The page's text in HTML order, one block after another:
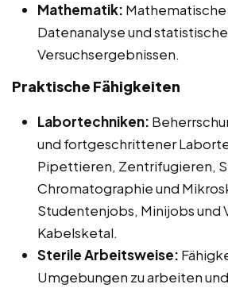
Mathematik:
Datenanalyse und
Versuchsergebnissen.
Praktische Fähigkeiten
Labortechniken:
und fortgeschrittener
Pipettieren, Zentrifugieren,
Chromatographie und
Studentenjobs, Minijobs und
Kabelsketal.
Sterile Arbeitsweise:
Umgebungen zu arbeiten